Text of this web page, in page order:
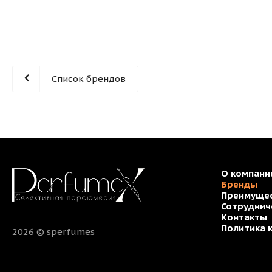
Список брендов
2026 © sperfumes
О
Бренды
Контакты
Политика